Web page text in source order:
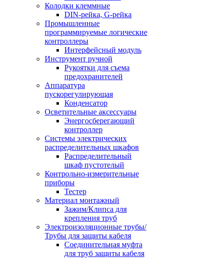
Колодки клеммные
DIN-рейка, G-рейка
Промышленные
программируемые логические
контроллеры
Интерфейсный модуль
Инструмент ручной
Рукоятки для съема
предохранителей
Аппаратура
пускорегулирующая
Конденсатор
Осветительные аксессуары
Энергосберегающий
контроллер
Системы электрических
распределительных шкафов
Распределительный
шкаф пустотелый
Контрольно-измерительные
приборы
Тестер
Материал монтажный
Зажим/Клипса для
крепления труб
Электроизоляционные трубы/
Трубы для защиты кабеля
Соединительная муфта
для труб защиты кабеля